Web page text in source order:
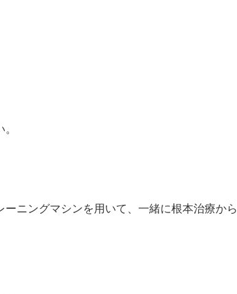
ニングマシンを用いて、一緒に根本治療から